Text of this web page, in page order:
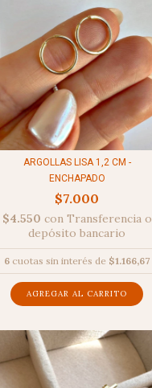
ARGOLLAS LISA 1,2 CM -
ENCHAPADO
$7.000
$4.550 con Transferencia o
depósito bancario
6 cuotas sin interés de $1.166,67